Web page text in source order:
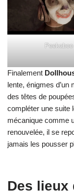
Peekaboo
Finalement
lente, énigmes
des têtes de
compléter une suite
mécanique comme
renouvelée, il se
jamais les pousser
Des lieux